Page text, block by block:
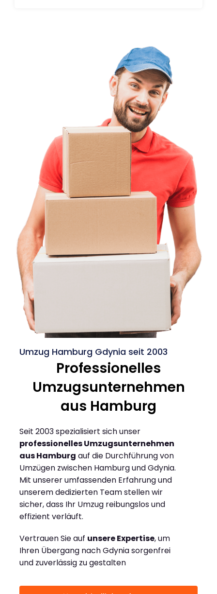
Umzug Hamburg Gdynia seit 2003
Professionelles
Umzugsunternehmen
aus Hamburg
Seit 2003 spezialisiert sich unser
professionelles Umzugsunternehmen
aus Hamburg auf die Durchführung von
Umzügen zwischen Hamburg und Gdynia.
Mit unserer umfassenden Erfahrung und
unserem dedizierten Team stellen wir
sicher, dass Ihr Umzug reibungslos und
effizient verläuft.
Vertrauen Sie auf unsere Expertise, um
Ihren Übergang nach Gdynia sorgenfrei
und zuverlässig zu gestalten